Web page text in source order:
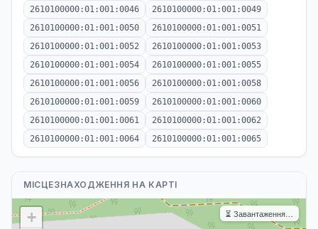
2610100000:01:001:0046
2610100000:01:001:0049
2610100000:01:001:0050
2610100000:01:001:0051
2610100000:01:001:0052
2610100000:01:001:0053
2610100000:01:001:0054
2610100000:01:001:0055
2610100000:01:001:0056
2610100000:01:001:0058
2610100000:01:001:0059
2610100000:01:001:0060
2610100000:01:001:0061
2610100000:01:001:0062
2610100000:01:001:0064
2610100000:01:001:0065
МІСЦЕЗНАХОДЖЕННЯ НА КАРТІ
+
⏳ Завантаження…